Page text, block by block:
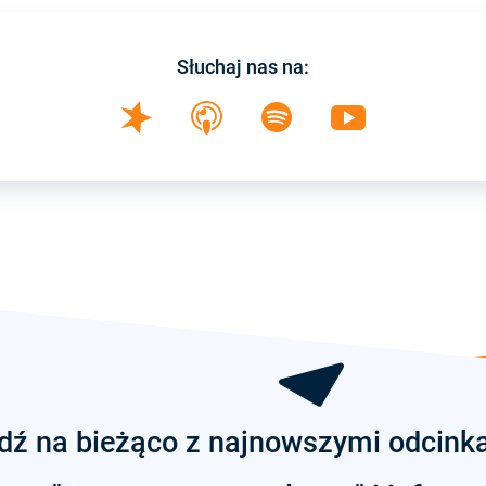
Słuchaj nas na:
na bieżąco z najnowszymi